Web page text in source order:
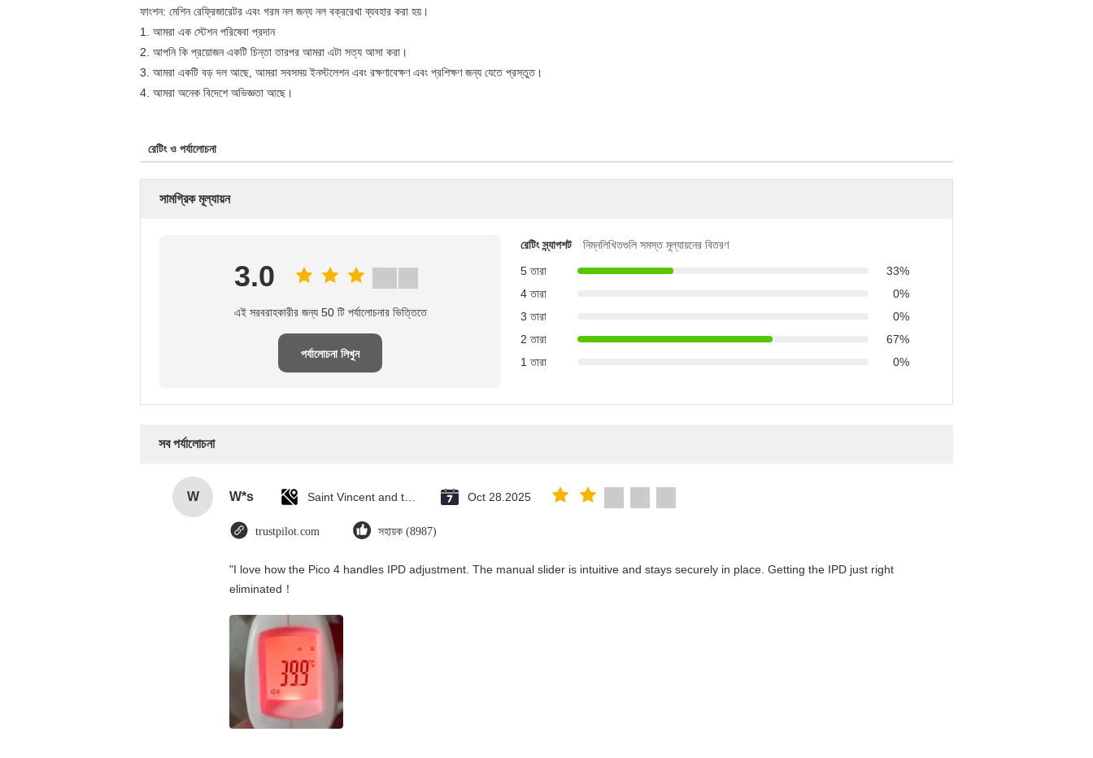
ফাংশন: মেশিন রেফ্রিজারেটর এবং গরম নল জন্য নল বক্ররেখা ব্যবহার করা হয়।
1. আমরা এক স্টেশন পরিষেবা প্রদান
2. আপনি কি প্রয়োজন একটি চিন্তা তারপর আমরা এটা সত্য আসা করা।
3. আমরা একটি বড় দল আছে, আমরা সবসময় ইনস্টলেশন এবং রক্ষণাবেক্ষণ এবং প্রশিক্ষণ জন্য যেতে প্রস্তুত।
4. আমরা অনেক বিদেশে অভিজ্ঞতা আছে।
রেটিং ও পর্যালোচনা
সামগ্রিক মূল্যায়ন
3.0
এই সরবরাহকারীর জন্য 50 টি পর্যালোচনার ভিত্তিতে
পর্যালোচনা লিখুন
রেটিং স্ন্যাপশট
নিম্নলিখিতগুলি সমস্ত মূল্যায়নের বিতরণ
5 তারা
33%
4 তারা
0%
3 তারা
0%
2 তারা
67%
1 তারা
0%
সব পর্যালোচনা
W W*s Oct 28.2025
trustpilot.com সহায়ক (8987)
"I love how the Pico 4 handles IPD adjustment. The manual slider is intuitive and stays securely in place. Getting the IPD just right
eliminated！